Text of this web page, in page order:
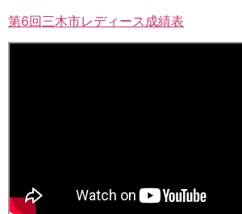
第6回三木市レディース成績表